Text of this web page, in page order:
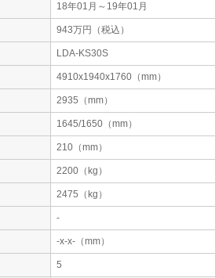
18年01月～19年01月
943万円（税込）
LDA-KS30S
4910x1940x1760（mm）
2935（mm）
1645/1650（mm）
210（mm）
2200（kg）
2475（kg）
-
-x-x-（mm）
5